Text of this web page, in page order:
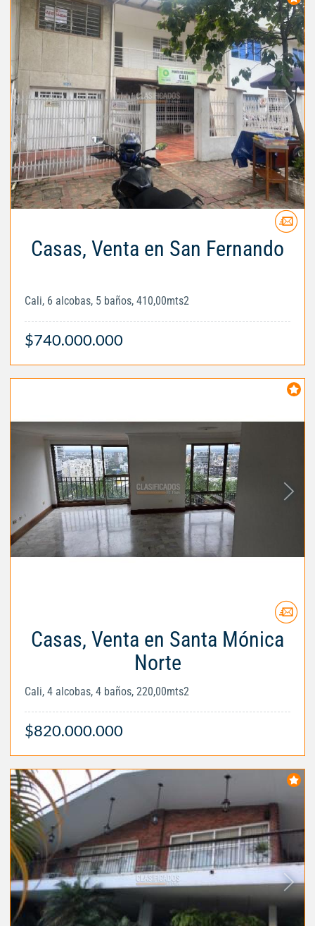
Casas, Venta en San Fernando
Cali, 6 alcobas, 5 baños, 410,00mts2
$740.000.000
Casas, Venta en Santa Mónica
Norte
Cali, 4 alcobas, 4 baños, 220,00mts2
$820.000.000